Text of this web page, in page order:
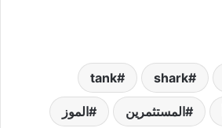
shark
tank
المستثمرين الموز